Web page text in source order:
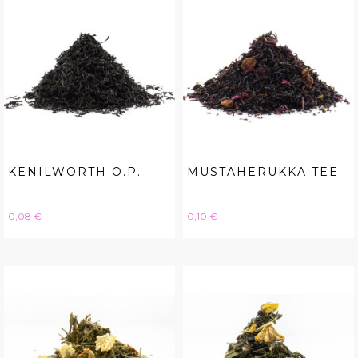
KENILWORTH O.P.
Hinta
0,08 €
MUSTAHERUKKA TEE
Hinta
0,10 €